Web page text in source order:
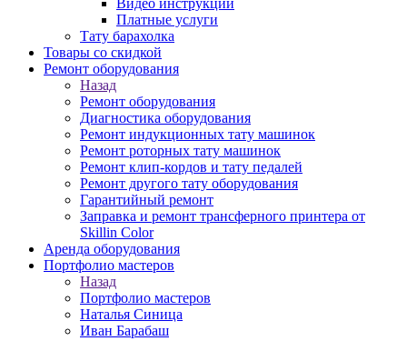
Видео инструкции
Платные услуги
Тату барахолка
Товары со скидкой
Ремонт оборудования
Назад
Ремонт оборудования
Диагностика оборудования
Ремонт индукционных тату машинок
Ремонт роторных тату машинок
Ремонт клип-кордов и тату педалей
Ремонт другого тату оборудования
Гарантийный ремонт
Заправка и ремонт трансферного принтера от
Skillin Color
Аренда оборудования
Портфолио мастеров
Назад
Портфолио мастеров
Наталья Синица
Иван Барабаш